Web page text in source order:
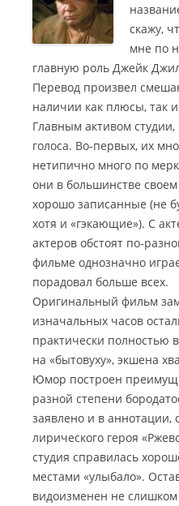
скажу,
мне по
главную роль Джейк
Перевод произвел
наличии как плюсы, так
Главным активом
голоса. Во-первых, их
нетипично много по
они в большинстве
хорошо записанные (не
хотя и «гэкающие»). С
актеров обстоят по-
фильме однозначно
порадовал больше всех.
Оригинальный фильм
изначальных часов
практически полностью
на «бытовуху», экшена
Юмор построен
разной степени
заявлено и в аннотации,
лирического героя
студия справилась
местами «улыбало».
видоизменен не